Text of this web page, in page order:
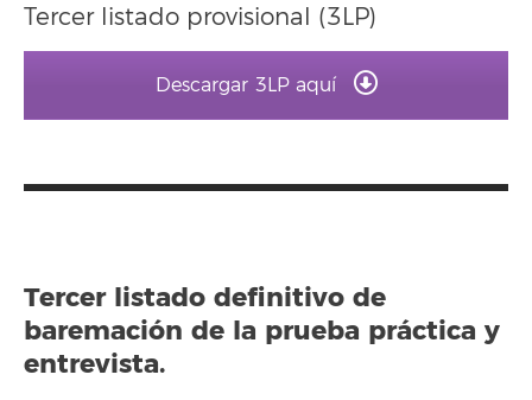
Tercer listado provisional (3LP)
Descargar 3LP aquí
Tercer listado definitivo de
baremación de la prueba práctica y
entrevista.